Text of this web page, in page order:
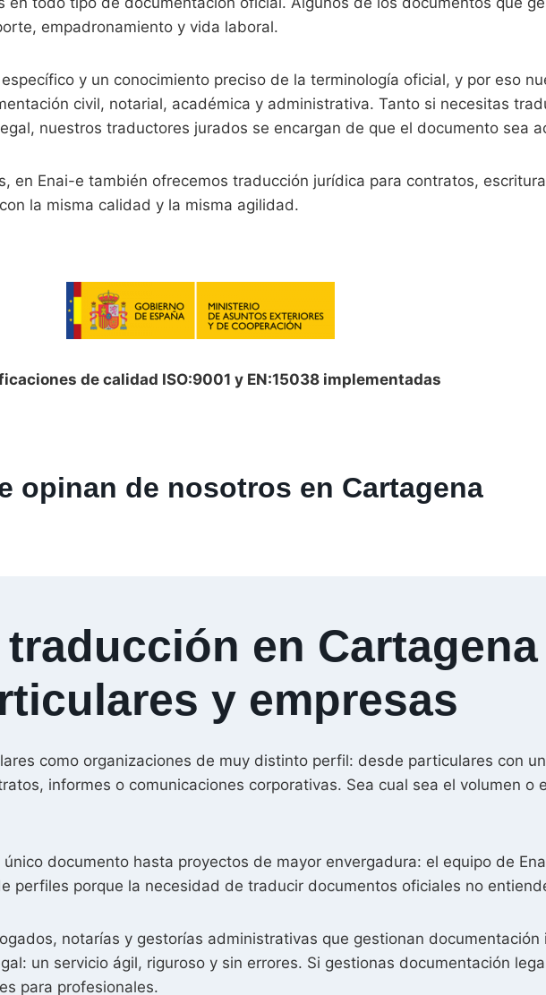
empadronamiento y vida laboral.
y un conocimiento preciso de la terminología oficial, y por eso
civil, notarial, académica y administrativa. Tanto si necesitas
nuestros traductores jurados se encargan de que el documento sea
en Enai-e también ofrecemos traducción jurídica para contratos,
la misma calidad y la misma agilidad.
de calidad ISO:9001 y EN:15038 implementadas
opinan de nosotros en Cartagena
en
y empresas
como organizaciones de muy distinto perfil: desde particulares con
informes o comunicaciones corporativas. Sea cual sea el volumen o
documento hasta proyectos de mayor envergadura: el equipo de
perfiles porque la necesidad de traducir documentos oficiales no
notarías y gestorías administrativas que gestionan
un servicio ágil, riguroso y sin errores. Si gestionas documentación
para profesionales.